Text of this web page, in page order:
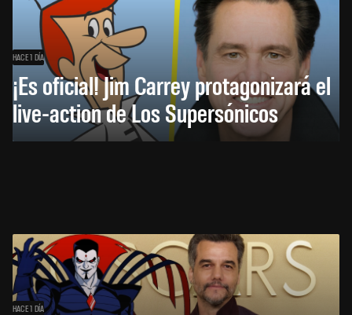
HACE 1 DÍA
¡Es oficial! Jim Carrey protagonizará el
live-action de Los Supersónicos
HACE 1 DÍA